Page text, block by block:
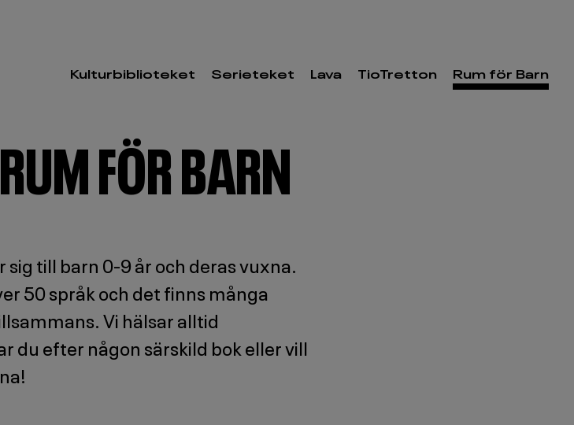
Kulturbiblioteket Serieteket Lava TioTretton Rum för Barn
FÖR BARN
till barn 0-9 år och deras vuxna.
50 språk och det finns många
Vi hälsar alltid
du efter någon särskild bok eller vill